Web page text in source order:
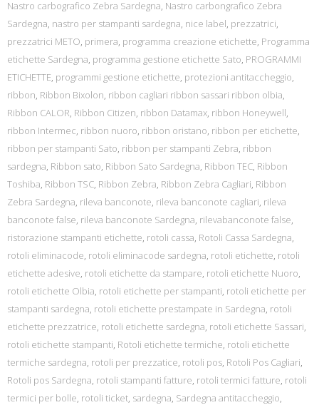
Nastro carbografico Zebra Sardegna, Nastro carbongrafico Zebra
Sardegna, nastro per stampanti sardegna, nice label, prezzatrici,
prezzatrici METO, primera, programma creazione etichette, Programma
etichette Sardegna, programma gestione etichette Sato, PROGRAMMI
ETICHETTE, programmi gestione etichette, protezioni antitaccheggio,
ribbon, Ribbon Bixolon, ribbon cagliari ribbon sassari ribbon olbia,
Ribbon CALOR, Ribbon Citizen, ribbon Datamax, ribbon Honeywell,
ribbon Intermec, ribbon nuoro, ribbon oristano, ribbon per etichette,
ribbon per stampanti Sato, ribbon per stampanti Zebra, ribbon
sardegna, Ribbon sato, Ribbon Sato Sardegna, Ribbon TEC, Ribbon
Toshiba, Ribbon TSC, Ribbon Zebra, Ribbon Zebra Cagliari, Ribbon
Zebra Sardegna, rileva banconote, rileva banconote cagliari, rileva
banconote false, rileva banconote Sardegna, rilevabanconote false,
ristorazione stampanti etichette, rotoli cassa, Rotoli Cassa Sardegna,
rotoli eliminacode, rotoli eliminacode sardegna, rotoli etichette, rotoli
etichette adesive, rotoli etichette da stampare, rotoli etichette Nuoro,
rotoli etichette Olbia, rotoli etichette per stampanti, rotoli etichette per
stampanti sardegna, rotoli etichette prestampate in Sardegna, rotoli
etichette prezzatrice, rotoli etichette sardegna, rotoli etichette Sassari,
rotoli etichette stampanti, Rotoli etichette termiche, rotoli etichette
termiche sardegna, rotoli per prezzatice, rotoli pos, Rotoli Pos Cagliari,
Rotoli pos Sardegna, rotoli stampanti fatture, rotoli termici fatture, rotoli
termici per bolle, rotoli ticket, sardegna, Sardegna antitaccheggio,